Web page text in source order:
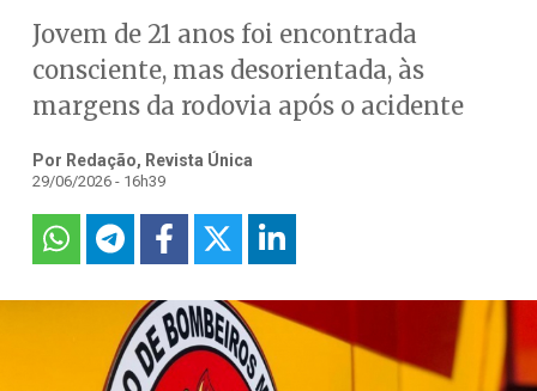
Jovem de 21 anos foi encontrada
consciente, mas desorientada, às
margens da rodovia após o acidente
Por Redação, Revista Única
29/06/2026 - 16h39